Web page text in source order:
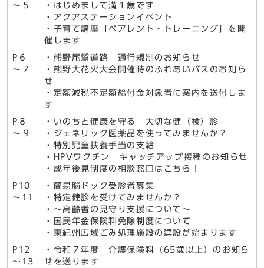
～５
・はじめまして満１歳です
・アクアステーションイベント
・子育て講座「ペアレント・トレーニング」を開
催します
P６
～７
・熊野尾鷲道路 通行規制のお知らせ
・熊野大花火大会開催時のふれあいバスのお知ら
せ
・定額減税不足額給付金対象者に案内を送付しま
す
P８
～９
・いのちと健康を守る 大切な健（検）診
・ジェネリック医薬品を使ってみませんか？
・特別児童扶養手当の支給
・HPVワクチン キャッチアップ接種のお知らせ
・成年後見制度の相談窓口はこちら！
P10
～11
・簡易脳ドック受診者募集
・特定健診を受けてみませんか？
・～高齢者の見守り支援について～
・国民年金保険料免除制度について
・東紀州広域ごみ処理施設の建設が始まります
P12
～13
・令和７年度 介護保険料（65歳以上）のお知ら
せを送ります